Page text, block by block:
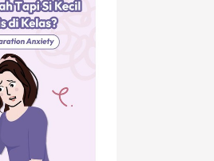
asal Prancis, Dipuji Tampan
oleh Netizen